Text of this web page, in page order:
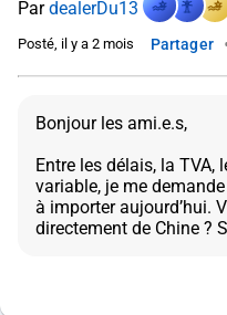
PardealerDu13
Posté, il y a 2 mois Partager
Bonjour les ami.e.s,
Entre les délais, la
variable, je me
à importer aujourd’hui.